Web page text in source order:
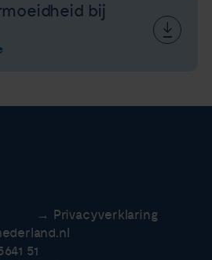
bij
Privacyverklaring
51